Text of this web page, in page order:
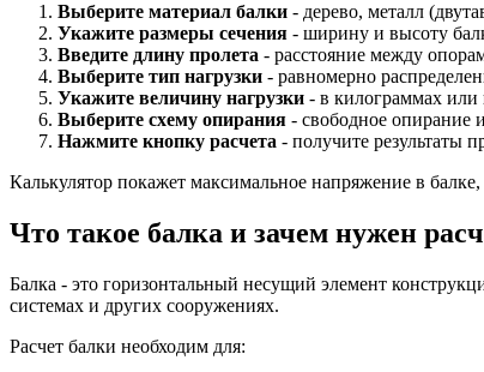
Выберите материал балки - дерево, металл
Укажите размеры сечения - ширину и высоту
Введите длину пролета - расстояние между
Выберите тип нагрузки - равномерно
Укажите величину нагрузки - в килограммах или
Выберите схему опирания - свободное опирание
Нажмите кнопку расчета - получите результаты
Калькулятор покажет максимальное напряжение в
Что такое балка и зачем нужен
Балка - это горизонтальный несущий элемент
системах и других сооружениях.
Расчет балки необходим для: